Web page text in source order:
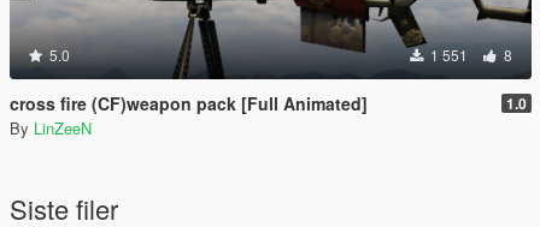
5.0 1 551 8
cross fire (CF)weapon pack [Full Animated] 1.0
By LinZeeN
Siste filer